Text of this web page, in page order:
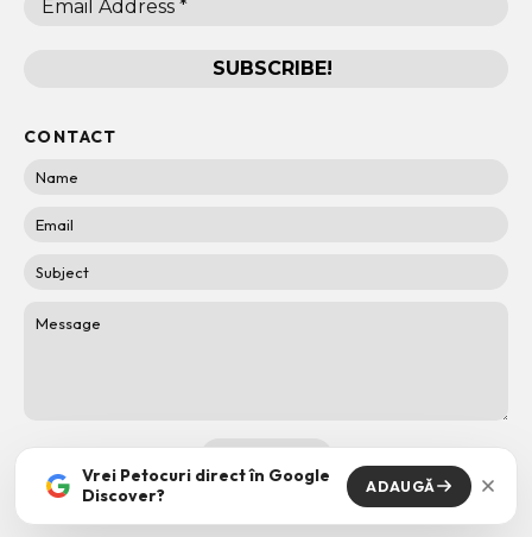
CONTACT
Vrei Petocuri direct în Google
Discover?
ADAUGĂ